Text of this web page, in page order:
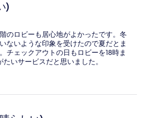
)
のロビーも居心地がよかったです。冬
ないような印象を受けたので夏だとま
チェックアウトの日もロビーを18時ま
いサービスだと思いました。